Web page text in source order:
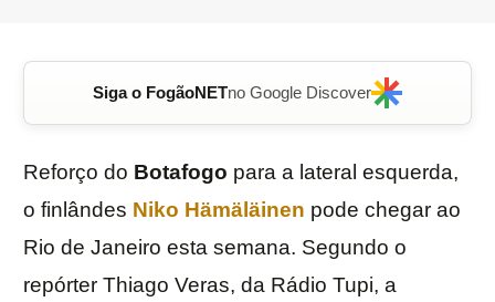
Siga o FogãoNETno Google Discover
Reforço do Botafogo para a lateral esquerda,
o finlândes Niko Hämäläinen pode chegar ao
Rio de Janeiro esta semana. Segundo o
repórter Thiago Veras, da Rádio Tupi, a